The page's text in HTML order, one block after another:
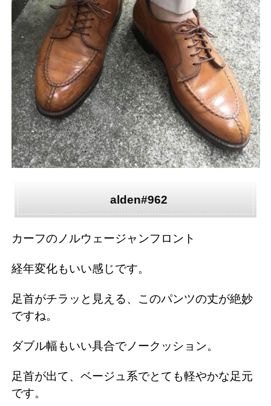
alden#962
カーフのノルウェージャンフロント
経年変化もいい感じです。
足首がチラッと見える、このパンツの丈が絶妙
ですね。
ダブル幅もいい具合でノークッション。
足首が出て、ベージュ系でとても軽やかな足元
です。